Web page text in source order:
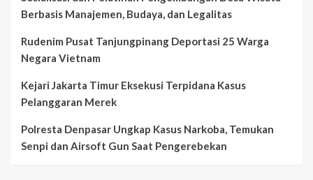
Berbasis Manajemen, Budaya, dan Legalitas
Rudenim Pusat Tanjungpinang Deportasi 25 Warga
Negara Vietnam
Kejari Jakarta Timur Eksekusi Terpidana Kasus
Pelanggaran Merek
Polresta Denpasar Ungkap Kasus Narkoba, Temukan
Senpi dan Airsoft Gun Saat Pengerebekan